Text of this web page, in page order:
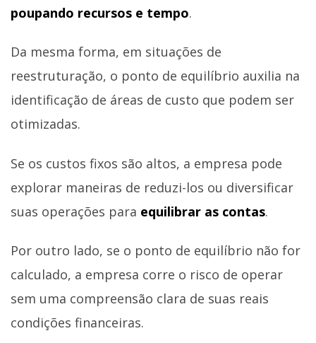
poupando recursos e tempo.
Da mesma forma, em situações de
reestruturação, o ponto de equilíbrio auxilia na
identificação de áreas de custo que podem ser
otimizadas.
Se os custos fixos são altos, a empresa pode
explorar maneiras de reduzi-los ou diversificar
suas operações para equilibrar as contas.
Por outro lado, se o ponto de equilíbrio não for
calculado, a empresa corre o risco de operar
sem uma compreensão clara de suas reais
condições financeiras.